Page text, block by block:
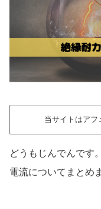
当サイトはアフ
どうもじんでんです
電流についてまとめ